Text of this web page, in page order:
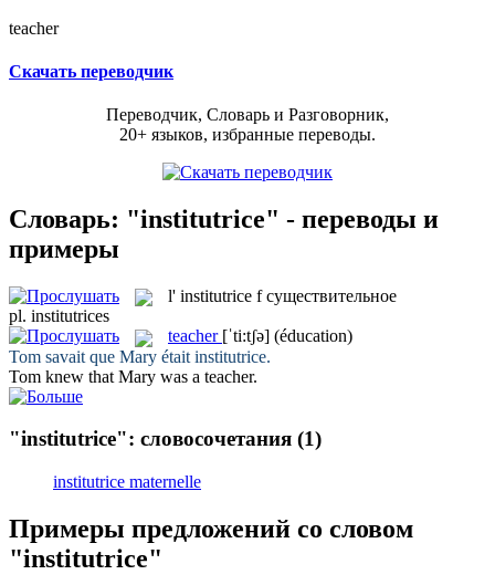
teacher
Скачать переводчик
Переводчик, Словарь и Разговорник,
20+ языков, избранные переводы.
Словарь: "institutrice" - переводы и
примеры
l' institutrice f существительное
pl. institutrices
teacher [ˈti:tʃə] (éducation)
Tom savait que Mary était institutrice.
Tom knew that Mary was a teacher.
"institutrice": словосочетания (1)
institutrice maternelle
Примеры предложений со словом
"institutrice"